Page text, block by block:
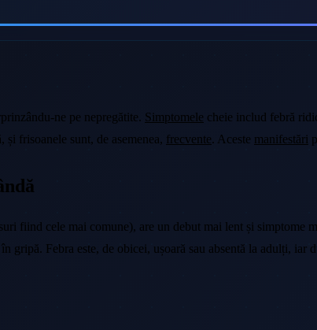
ne pe nepregătite. Simptomele cheie includ febră
și frisoanele sunt, de asemenea, frecvente. Aceste manifestări
fiind cele mai comune), are un debut mai lent și simptome
gripă. Febra este, de obicei, ușoară sau absentă la adulți,